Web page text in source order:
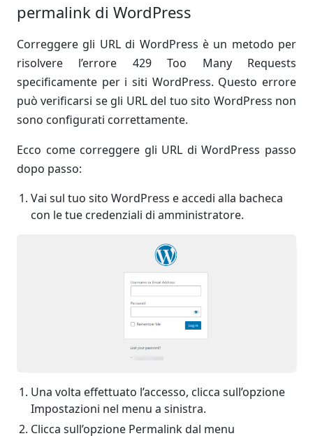
permalink di WordPress
Correggere gli URL di WordPress è un metodo per
risolvere l’errore 429 Too Many Requests
specificamente per i siti WordPress. Questo errore
può verificarsi se gli URL del tuo sito WordPress non
sono configurati correttamente.
Ecco come correggere gli URL di WordPress passo
dopo passo:
Vai sul tuo sito WordPress e accedi alla bacheca
con le tue credenziali di amministratore.
Una volta effettuato l’accesso, clicca sull’opzione
Impostazioni nel menu a sinistra.
Clicca sull’opzione Permalink dal menu